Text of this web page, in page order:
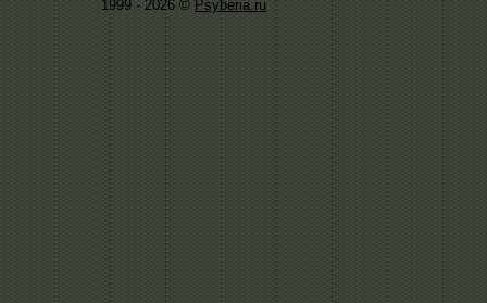
1999 - 2026 © Psyberia.ru